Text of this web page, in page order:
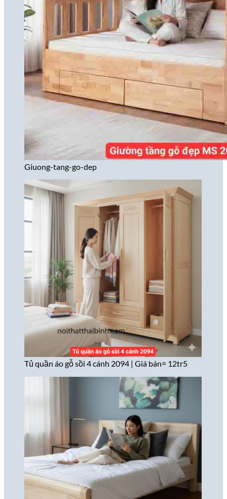
Giuong-tang-go-dep
Tủ quần áo gỗ sồi 4 cánh 2094 | Giá bán= 12tr5